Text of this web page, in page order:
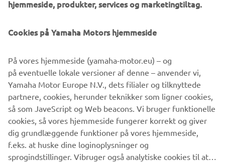
the range and weighing just 109 kg with a full tank of fuel,
Yamaha’s flagship motocross machine.
Inspired by the look of the factory race bikes, the 2023
YZ450F comes also in the YZ450F Monster Energy
Yamaha Racing edition.
DISCOVER THE YZ450F
hjemmeside, produkter, services og marketingtiltag.
Cookies på Yamaha Motors hjemmeside
På vores hjemmeside (yamaha-motor.eu) – og
på eventuelle lokale versioner af denne – anvender vi,
Yamaha Motor Europe N.V., dets filialer og tilknyttede
partnere, cookies, herunder teknikker som ligner cookies,
så som JaveScript og Web beacons. Vi bruger funktionelle
cookies, så vores hjemmeside fungerer korrekt og giver
dig grundlæggende funktioner på vores hjemmeside,
f.eks. at huske dine loginoplysninger og
sprogindstillinger. Vibruger også analytiske cookies til at